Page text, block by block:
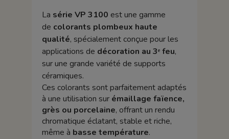
La série VP 3100 est une gamme
de colorants plombeux haute
qualité, spécialement conçue pour les
applications de décoration au 3ᵉ feu,
sur une grande variété de supports
céramiques.
Ces colorants sont parfaitement adaptés
à une utilisation sur émaillage faïence,
grès ou porcelaine, offrant un rendu
chromatique éclatant, stable et riche,
même à basse température.